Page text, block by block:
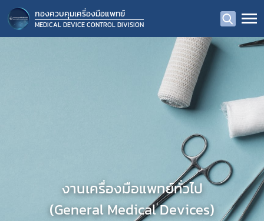
กองควบคุมเครื่องมือแพทย์
MEDICAL DEVICE CONTROL DIVISION
งานเครื่องมือแพทย์ทั่วไป
(General Medical Devices)